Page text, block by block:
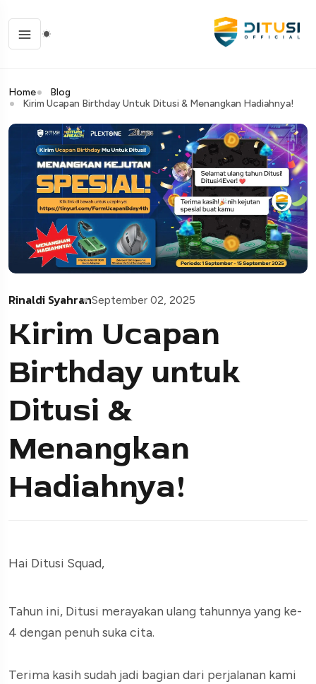
Home
Blog
Kirim Ucapan Birthday Untuk Ditusi & Menangkan Hadiahnya!
Rinaldi SyahranSeptember 02, 2025
Kirim Ucapan
Birthday untuk
Ditusi &
Menangkan
Hadiahnya!
Hai Ditusi Squad,
Tahun ini, Ditusi merayakan ulang tahunnya yang ke-
4 dengan penuh suka cita.
Terima kasih sudah jadi bagian dari perjalanan kami